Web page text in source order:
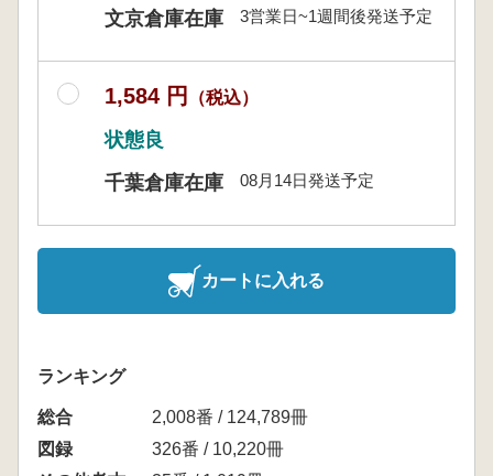
文京倉庫在庫 3営業日~1週間後発送予定
1,584 円 （税込）
状態良
千葉倉庫在庫
08月14日発送予定
カートに入れる
ランキング
総合
2,008番 / 124,789冊
図録
326番 / 10,220冊